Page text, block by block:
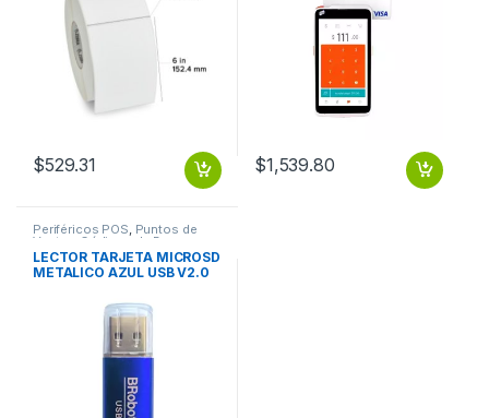
$529.31 $1,539.80
Periféricos POS, Puntos de
Venta y Códigos de Barra
LECTOR TARJETA MICROSD
METALICO AZUL USB V2.0